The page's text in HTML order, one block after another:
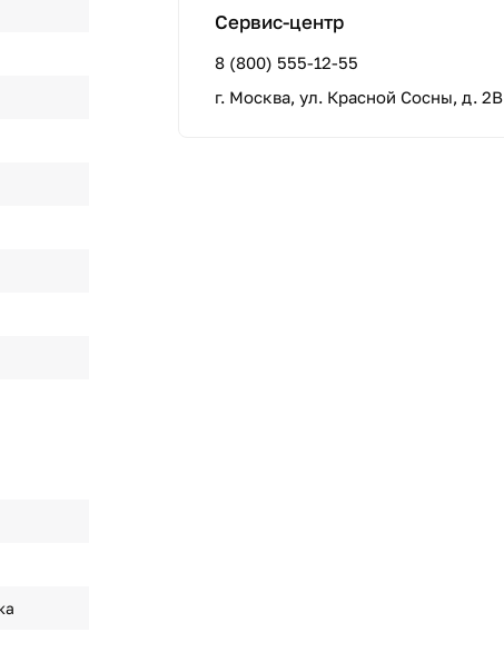
Сервис-центр
8 (800) 555-12-55
г. Москва, ул. Красной Сосны, д. 2В